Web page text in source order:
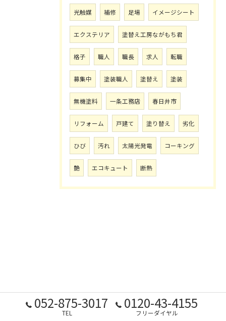
光触媒 補修 足場 イメージシート
エクステリア 塗替え工房ながもち君
格子 職人 職長 求人 転職
募集中 塗装職人 塗替え 塗装
無機塗料 一条工務店 春日井市
リフォーム 戸建て 塗り替え 劣化
ひび 汚れ 太陽光発電 コーキング
艶 エコキュート 断熱
052-875-3017
TEL
0120-43-4155
フリーダイヤル